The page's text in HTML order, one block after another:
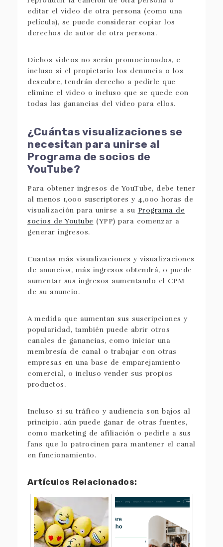
editar el video de otra persona (como una
película), se puede considerar copiar los
derechos de autor de otra persona.
Dichos videos no serán promocionados, e
incluso si el propietario los denuncia o los
descubre, tendrán derecho a pedirle que
elimine el video o incluso que se quede con
todas las ganancias del video para ellos.
¿Cuántas visualizaciones se
necesitan para unirse al
Programa de socios de
YouTube?
Para obtener ingresos de YouTube, debe tener
al menos 1,000 suscriptores y 4,000 horas de
visualización para unirse a su Programa de
socios de Youtube (YPP) para comenzar a
generar ingresos.
Cuantas más visualizaciones y visualizaciones
de anuncios, más ingresos obtendrá, o puede
aumentar sus ingresos aumentando el CPM
de su anuncio.
A medida que aumentan sus suscripciones y
popularidad, también puede abrir otros
canales de ganancias, como iniciar una
membresía de canal o trabajar con otras
empresas en una base de emparejamiento
comercial, o incluso vender sus propios
productos.
Incluso si su tráfico y audiencia son bajos al
principio, aún puede ganar de otras fuentes,
como marketing de afiliación o pedirle a sus
fans que lo patrocinen para mantener el canal
en funcionamiento.
Artículos Relacionados: